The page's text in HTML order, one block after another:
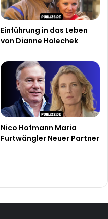
Einführung in das Leben
von Dianne Holechek
Nico Hofmann Maria
Furtwängler Neuer Partner